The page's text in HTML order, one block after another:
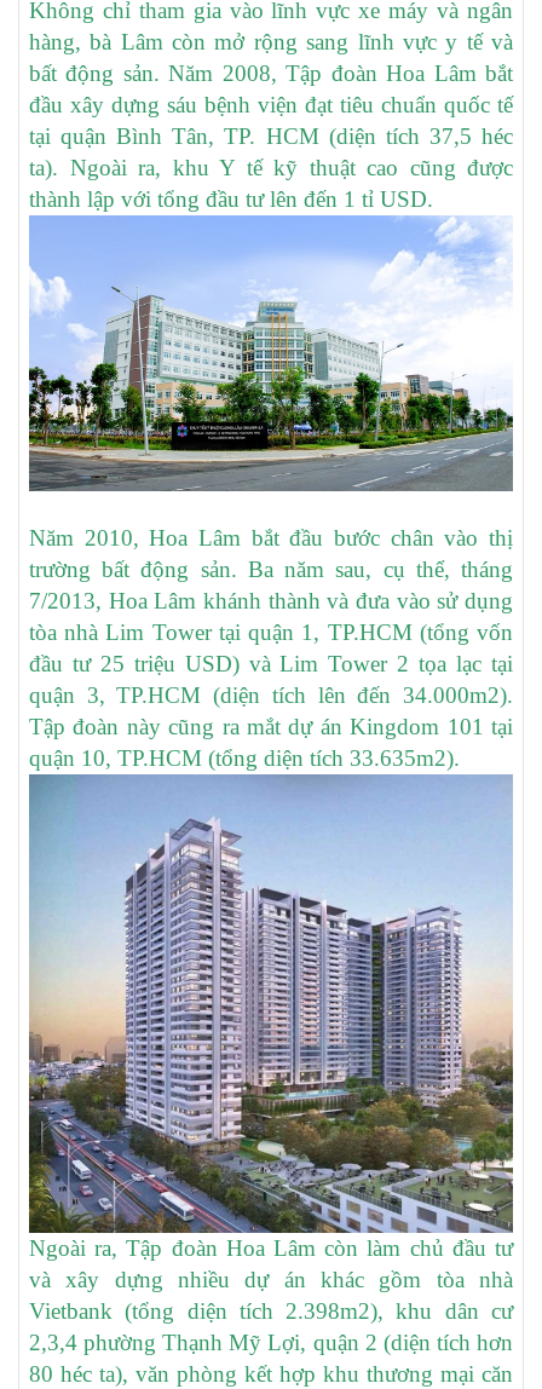
Không chỉ tham gia vào lĩnh vực xe máy và ngân
hàng, bà Lâm còn mở rộng sang lĩnh vực y tế và
bất động sản. Năm 2008, Tập đoàn Hoa Lâm bắt
đầu xây dựng sáu bệnh viện đạt tiêu chuẩn quốc tế
tại quận Bình Tân, TP. HCM (diện tích 37,5 héc
ta). Ngoài ra, khu Y tế kỹ thuật cao cũng được
thành lập với tổng đầu tư lên đến 1 tỉ USD.
Năm 2010, Hoa Lâm bắt đầu bước chân vào thị
trường bất động sản. Ba năm sau, cụ thể, tháng
7/2013, Hoa Lâm khánh thành và đưa vào sử dụng
tòa nhà Lim Tower tại quận 1, TP.HCM (tổng vốn
đầu tư 25 triệu USD) và Lim Tower 2 tọa lạc tại
quận 3, TP.HCM (diện tích lên đến 34.000m2).
Tập đoàn này cũng ra mắt dự án Kingdom 101 tại
quận 10, TP.HCM (tổng diện tích 33.635m2).
Ngoài ra, Tập đoàn Hoa Lâm còn làm chủ đầu tư
và xây dựng nhiều dự án khác gồm tòa nhà
Vietbank (tổng diện tích 2.398m2), khu dân cư
2,3,4 phường Thạnh Mỹ Lợi, quận 2 (diện tích hơn
80 héc ta), văn phòng kết hợp khu thương mại căn